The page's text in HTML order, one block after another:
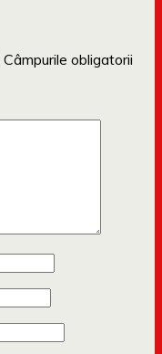
Câmpurile obligatorii